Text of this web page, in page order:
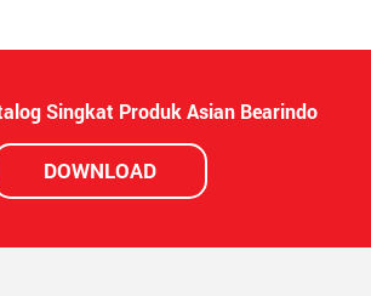
Singkat Produk Asian Bearindo
DOWNLOAD